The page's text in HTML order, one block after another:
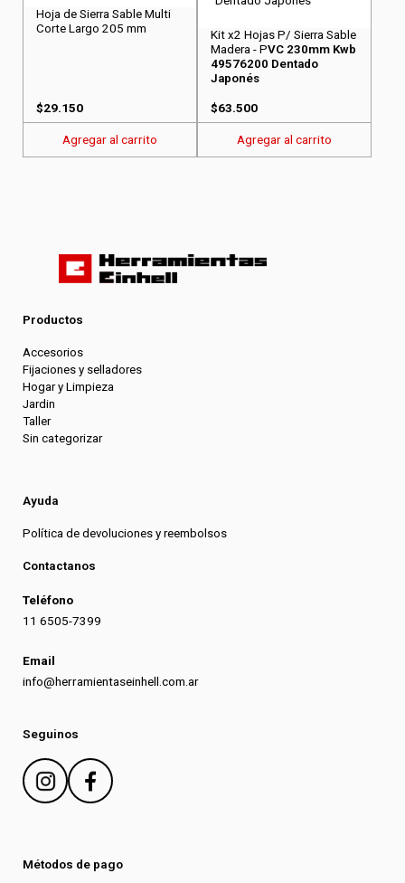
Hoja de Sierra Sable Multi
Corte Largo 205 mm
$29.150
Agregar al carrito
Kit x2 Hojas P/ Sierra Sable
Madera - PVC 230mm Kwb
49576200 Dentado
Japonés
$63.500
Agregar al carrito
Productos
Accesorios
Fijaciones y selladores
Hogar y Limpieza
Jardin
Taller
Sin categorizar
Ayuda
Política de devoluciones y reembolsos
Contactanos
Teléfono
11 6505-7399
Email
info@herramientaseinhell.com.ar
Seguinos
Métodos de pago